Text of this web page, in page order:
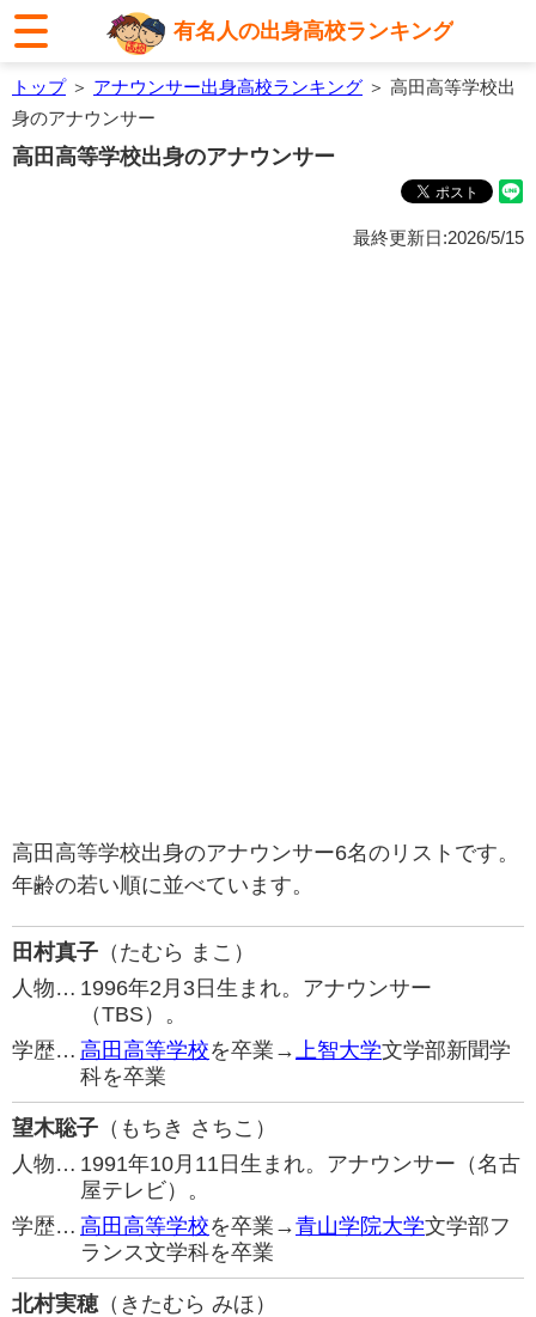
有名人の出身高校ランキング
トップ＞ アナウンサー出身高校ランキング ＞ 高田高等学校出
身のアナウンサー
高田高等学校出身のアナウンサー
最終更新日:2026/5/15
高田高等学校出身のアナウンサー6名のリストです。
年齢の若い順に並べています。
田村真子 （たむら まこ）
人物… 1996年2月3日生まれ。アナウンサー
（TBS）。
学歴… 高田高等学校を卒業→上智大学文学部新聞学
科を卒業
望木聡子 （もちき さちこ）
人物… 1991年10月11日生まれ。アナウンサー（名古
屋テレビ）。
学歴… 高田高等学校を卒業→青山学院大学文学部フ
ランス文学科を卒業
北村実穂（きたむら みほ）